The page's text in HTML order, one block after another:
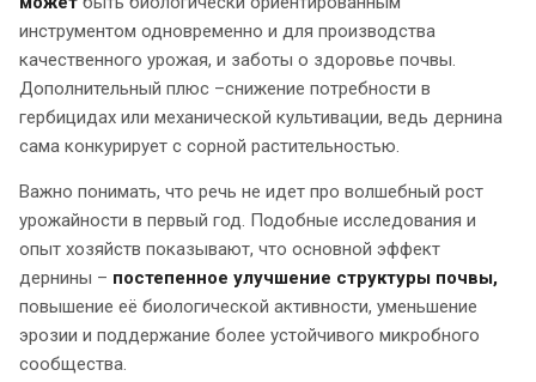
инструментом одновременно и для производства
качественного урожая, и заботы о здоровье почвы.
Дополнительный плюс –снижение потребности в
гербицидах или механической культивации, ведь дернина
сама конкурирует с сорной растительностью.
Важно понимать, что речь не идет про волшебный рост
урожайности в первый год. Подобные исследования и
опыт хозяйств показывают, что основной эффект
дернины – постепенное улучшение структуры почвы,
повышение её биологической активности, уменьшение
эрозии и поддержание более устойчивого микробного
сообщества.